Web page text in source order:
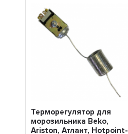
Терморегулятор для
морозильника Beko,
Ariston, Атлант, Hotpoint-